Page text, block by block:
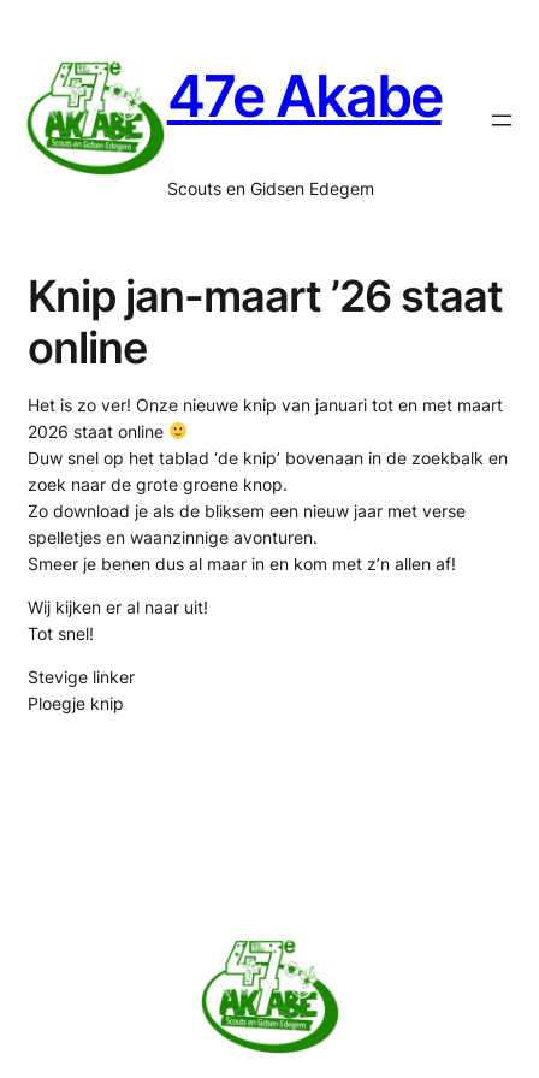
47e Akabe
Scouts en Gidsen Edegem
Knip jan-maart ’26 staat
online
Het is zo ver! Onze nieuwe knip van januari tot en met maart
2026 staat online
Duw snel op het tablad ‘de knip’ bovenaan in de zoekbalk en
zoek naar de grote groene knop.
Zo download je als de bliksem een nieuw jaar met verse
spelletjes en waanzinnige avonturen.
Smeer je benen dus al maar in en kom met z’n allen af!
Wij kijken er al naar uit!
Tot snel!
Stevige linker
Ploegje knip